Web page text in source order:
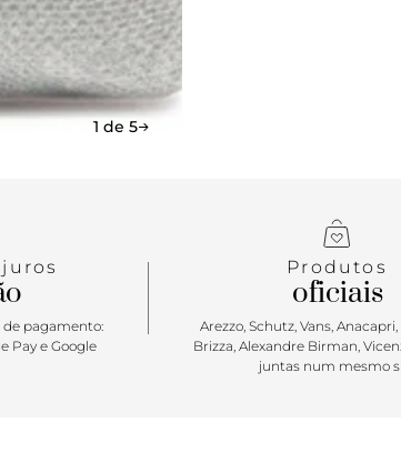
1 de 5
pagamento:
Pay e Google
Produtos
oficiais
Arezzo, Schutz, Vans,
Brizza, Alexandre Birman,
juntas num mesmo